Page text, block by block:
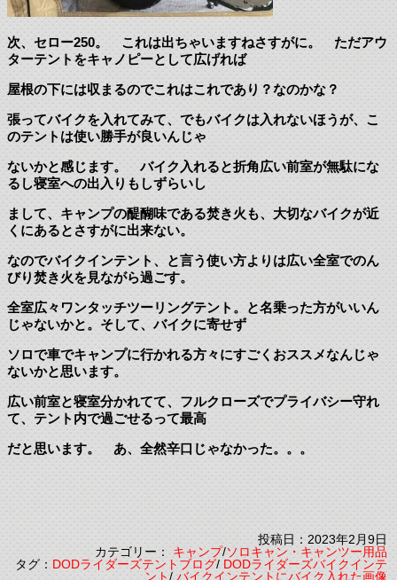
次、セロー250。 これは出ちゃいますねさすがに。 ただアウ
ターテントをキャノピーとして広げれば
屋根の下には収まるのでこれはこれであり？なのかな？
張ってバイクを入れてみて、でもバイクは入れないほうが、こ
のテントは使い勝手が良いんじゃ
ないかと感じます。 バイク入れると折角広い前室が無駄にな
るし寝室への出入りもしずらいし
まして、キャンプの醍醐味である焚き火も、大切なバイクが近
くにあるとさすがに出来ない。
なのでバイクインテント、と言う使い方よりは広い全室でのん
びり焚き火を見ながら過ごす。
全室広々ワンタッチツーリングテント。と名乗った方がいいん
じゃないかと。そして、バイクに寄せず
ソロで車でキャンプに行かれる方々にすごくおススメなんじゃ
ないかと思います。
広い前室と寝室分かれてて、フルクローズでプライバシー守れ
て、テント内で過ごせるって最高
だと思います。 あ、全然辛口じゃなかった。。。
投稿日：2023年2月9日
カテゴリー：キャンプ/ソロキャン・キャンツー用品
タグ：DODライダーズテントブログ/DODライダーズバイクインテ
ント/バイクインテントにバイク入れた画像